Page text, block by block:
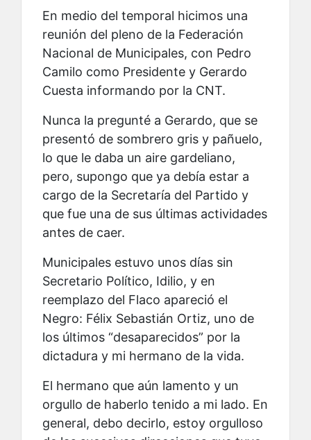
En medio del temporal hicimos una
reunión del pleno de la Federación
Nacional de Municipales, con Pedro
Camilo como Presidente y Gerardo
Cuesta informando por la CNT.
Nunca la pregunté a Gerardo, que se
presentó de sombrero gris y pañuelo,
lo que le daba un aire gardeliano,
pero, supongo que ya debía estar a
cargo de la Secretaría del Partido y
que fue una de sus últimas actividades
antes de caer.
Municipales estuvo unos días sin
Secretario Político, Idilio, y en
reemplazo del Flaco apareció el
Negro: Félix Sebastián Ortiz, uno de
los últimos “desaparecidos” por la
dictadura y mi hermano de la vida.
El hermano que aún lamento y un
orgullo de haberlo tenido a mi lado. En
general, debo decirlo, estoy orgulloso